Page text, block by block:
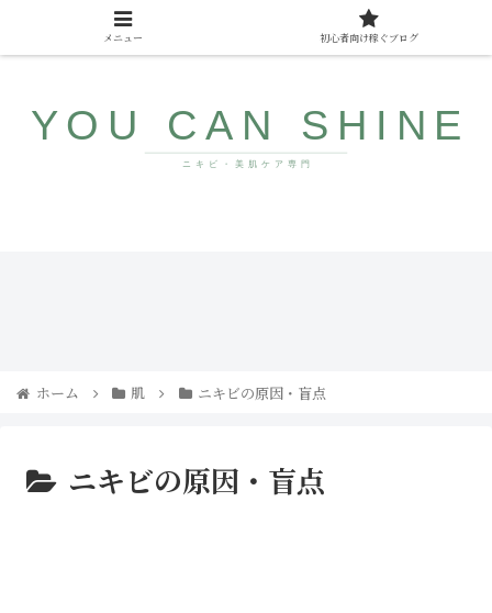
り食
品
ヨナ
ラ！
人気
アイ
ホーム 肌 ニキビの原因・盲点
ニキビの原因・盲点
メニュー 初心者向け稼ぐブログ